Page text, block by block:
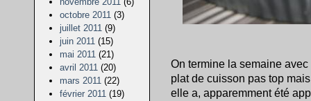
octobre 2011 (3)
juillet 2011 (9)
juin 2011 (15)
mai 2011 (21)
avril 2011 (20)
mars 2011 (22)
février 2011 (19)
On termine la semaine
plat de cuisson pas top
elle a, apparemment été